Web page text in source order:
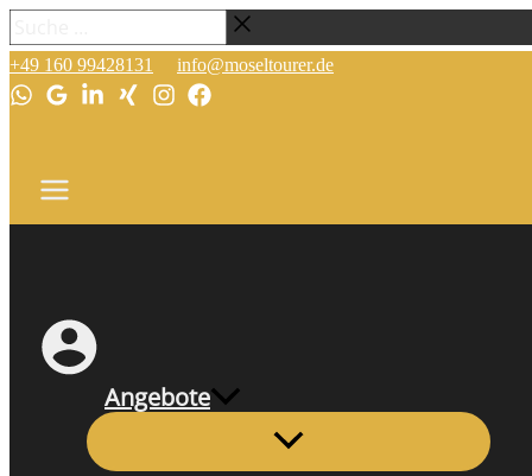
Zum
Inhalt
springen
Suche
…
+49 160 99428131 info@moseltourer.de
Angebote
Eurostrand
Moseltal